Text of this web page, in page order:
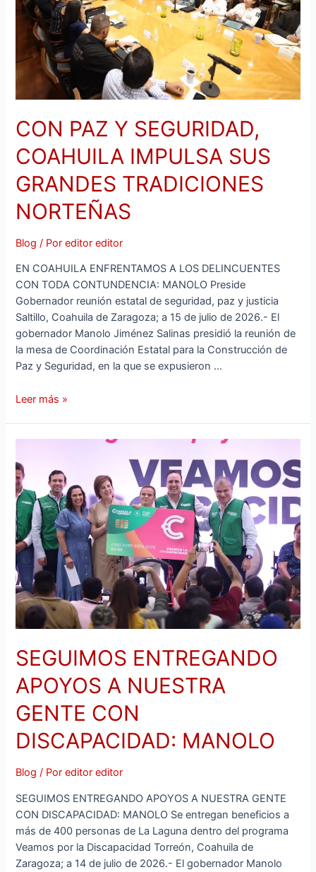
CON PAZ Y SEGURIDAD,
COAHUILA IMPULSA SUS
GRANDES TRADICIONES
NORTEÑAS
Blog / Poreditor editor
EN COAHUILA ENFRENTAMOS A LOS DELINCUENTES
CON TODA CONTUNDENCIA: MANOLO Preside
Gobernador reunión estatal de seguridad, paz y justicia
Saltillo, Coahuila de Zaragoza; a 15 de julio de 2026.- El
gobernador Manolo Jiménez Salinas presidió la reunión de
la mesa de Coordinación Estatal para la Construcción de
Paz y Seguridad, en la que se expusieron …
SUS
GRANDES
TRADICIONES
NORTEÑAS
Leer más »
SEGUIMOS ENTREGANDO
APOYOS A NUESTRA
GENTE CON
DISCAPACIDAD: MANOLO
Blog / Poreditor editor
SEGUIMOS ENTREGANDO APOYOS A NUESTRA GENTE
CON DISCAPACIDAD: MANOLO Se entregan beneficios a
más de 400 personas de La Laguna dentro del programa
Veamos por la Discapacidad Torreón, Coahuila de
Zaragoza; a 14 de julio de 2026.- El gobernador Manolo
ENTREGANDO
APOYOS
A
NUESTRA
GENTE
CON
DISCAPACIDAD:
MANOLO